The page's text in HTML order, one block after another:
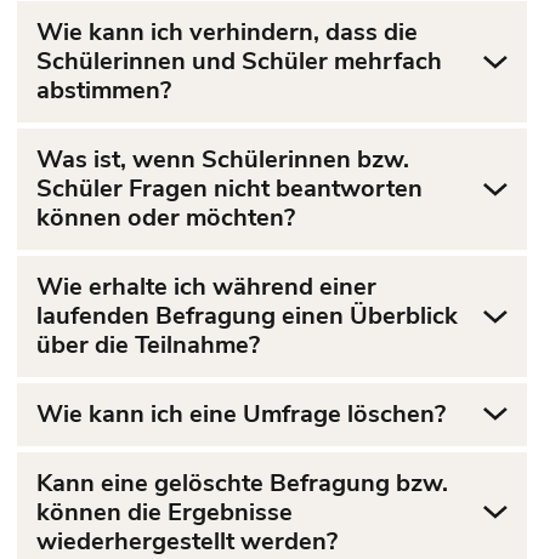
Wie kann ich verhindern, dass die
Schülerinnen und Schüler mehrfach
abstimmen?
Was ist, wenn Schülerinnen bzw.
Schüler Fragen nicht beantworten
können oder möchten?
Wie erhalte ich während einer
laufenden Befragung einen Überblick
über die Teilnahme?
Wie kann ich eine Umfrage löschen?
Kann eine gelöschte Befragung bzw.
können die Ergebnisse
wiederhergestellt werden?